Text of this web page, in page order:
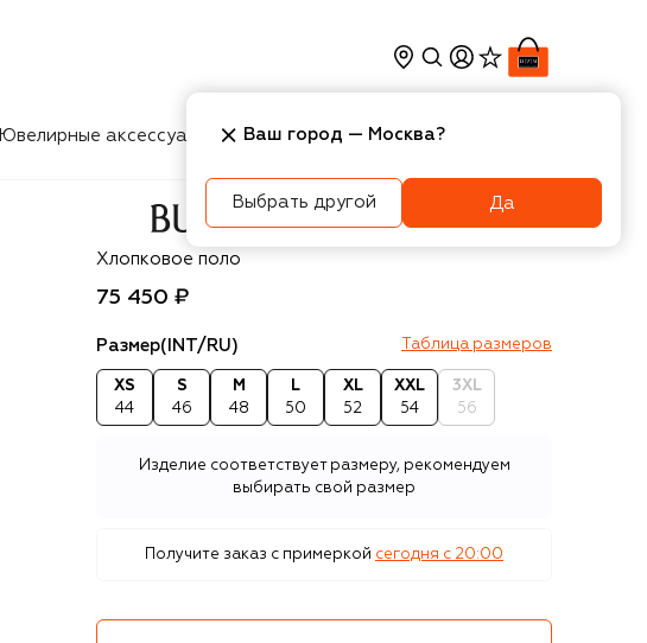
Ювелирные аксессуары Косметика Интерьер
Burberry
Хлопковое поло
75 450 ₽
Размер(INT/RU) Таблица размеров
XS
44
S
46
M
48
L
50
XL
52
XXL
54
3XL
56
Изделие соответствует размеру, рекомендуем
выбирать свой размер
Получите заказ с примеркой сегодня c 20:00
Ваш город — Москва?
Выбрать другой Да